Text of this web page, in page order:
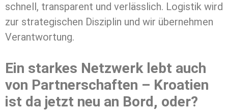
schnell, transparent und verlässlich. Logistik wird
zur strategischen Disziplin und wir übernehmen
Verantwortung.
Ein starkes Netzwerk lebt auch
von Partnerschaften – Kroatien
ist da jetzt neu an Bord, oder?